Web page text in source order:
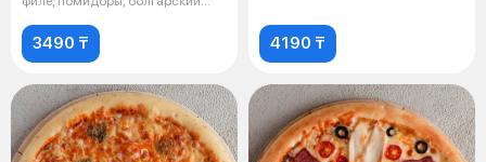
3490 ₸ 4190 ₸